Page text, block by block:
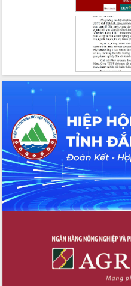
du khách thông qua Hệ thống cơ sở dữ
Tập huấn ứng dụng trí tuệ nhân tạo (AI)
trong thương mại điện tử năm 2026
Đoàn đại biểu Quốc hội tỉnh Đắk Lắk
trao đổi thông tin trước Kỳ họp thứ
nhất, Quốc hội khóa XVI
Quyết liệt cải cách hành chính, khơi
thông nguồn lực phát triển
Nâng cao hiệu lực, hiệu quả HĐND
tỉnh thông qua hiện đại hóa hành chính
Xã Ea Phê gắn cải cách hành chính với
chuyển đổi số
Phó Chủ tịch Thường trực UBND tỉnh
Hồ Thị Nguyên Thảo làm việc tại Trung
tâm Phục vụ hành chính công xã Ea
hành cùng nông dân dân, doanh nghiệp
Giai đoạn 2026-2030, Đắk Lắk phấn
đấu có 77% xã đạt chuẩn nông thôn